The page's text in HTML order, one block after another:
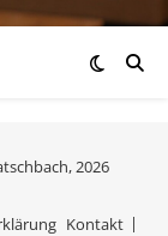
2026
Kontakt